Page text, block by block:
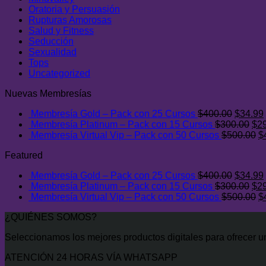
Oratoria y Persuasión
Rupturas Amorosas
Salud y Fitness
Seducción
Sexualidad
Tops
Uncategorized
Nuevas Membresías
Membresía Gold – Pack con 25 Cursos $400.00 El
precio
original
$34.99
Membresía Platinum – Pack con 15 Cursos $300.00 El
$
Membresía Virtual Vip – Pack con 50 Cursos $500.00 El
$
Featured
Membresía Gold – Pack con 25 Cursos $400.00 El
precio
original
$34.99
Membresía Platinum – Pack con 15 Cursos $300.00 El
$
Membresía Virtual Vip – Pack con 50 Cursos $500.00 El
$
¿QUIÉNES SOMOS?
Seleccionamos los mejores productos digitales para ofrecer
ATENCIÓN 24 HORAS VÍA WHATSAPP